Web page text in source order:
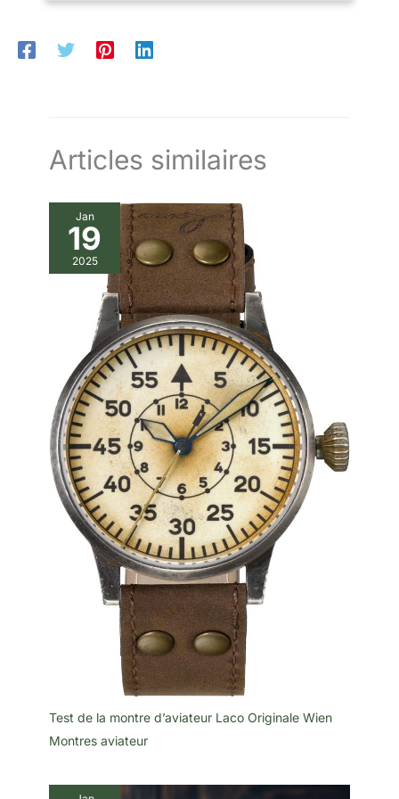
résistant à l'eau de 100 m
Articles similaires
Jan
19
2025
Test de la montre d’aviateur Laco Originale Wien
Montres aviateur